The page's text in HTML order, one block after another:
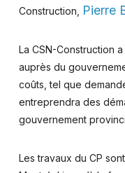
Construction,
Pierre
La CSN-Construction
auprès du
coûts, tel que
entreprendra des
gouvernement
Les travaux du CP